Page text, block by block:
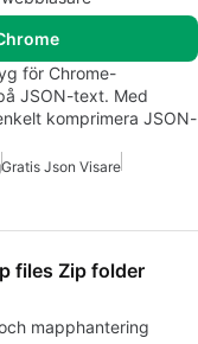
för Chrome-
JSON-text. Med
komprimera JSON-
Gratis Json Visare
files Zip folder
mapphantering